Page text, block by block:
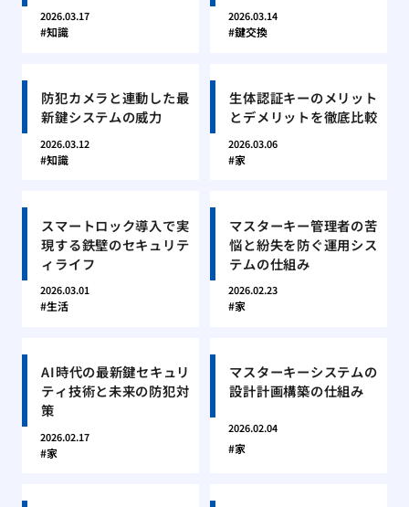
2026.03.17
知識
2026.03.14
鍵交換
防犯カメラと連動した最
新鍵システムの威力
2026.03.12
知識
生体認証キーのメリット
とデメリットを徹底比較
2026.03.06
家
スマートロック導入で実
現する鉄壁のセキュリテ
ィライフ
2026.03.01
生活
マスターキー管理者の苦
悩と紛失を防ぐ運用シス
テムの仕組み
2026.02.23
家
AI時代の最新鍵セキュリ
ティ技術と未来の防犯対
策
2026.02.17
家
マスターキーシステムの
設計計画構築の仕組み
2026.02.04
家